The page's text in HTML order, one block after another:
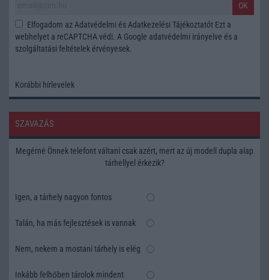
OK
Elfogadom azAdatvédelmi és Adatkezelési Tájékoztatót Ezt a
webhelyet a reCAPTCHA védi. A Google adatvédelmi irányelve és a
szolgáltatási feltételek érvényesek.
Korábbi hírlevelek
SZAVAZÁS
Megérné Önnek telefont váltani csak azért, mert az új modell dupla alap
tárhellyel érkezik?
Igen, a tárhely nagyon fontos
Talán, ha más fejlesztések is vannak
Nem, nekem a mostani tárhely is elég
Inkább felhőben tárolok mindent